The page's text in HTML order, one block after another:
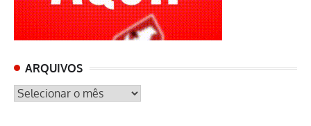
ARQUIVOS
ARQUIVOS